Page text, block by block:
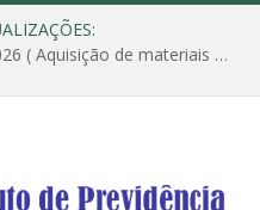
Dispensa de Licitação Nº010/2026 ( Aquisição de materiais de construção destinados à execução dos serviços de instalação de janela, com a correspondente recomposição da parede, e construção de calçada nas dependências do Instituto de Previdência do Município de Rurópolis )